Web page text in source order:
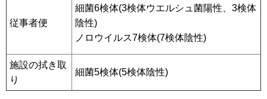
従事者便
細菌6検体(3検体ウエルシュ菌陽性、3検体
陰性)
ノロウイルス7検体(7検体陰性)
施設の拭き取
り
細菌5検体(5検体陰性)